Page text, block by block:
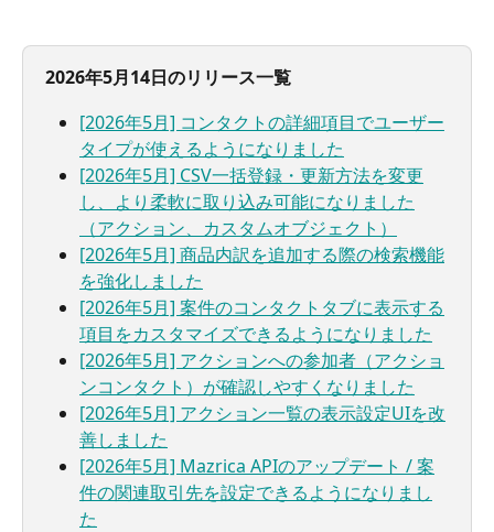
2026年5月14日のリリース一覧
[2026年5月] コンタクトの詳細項目でユーザー
タイプが使えるようになりました
[2026年5月] CSV一括登録・更新方法を変更
し、より柔軟に取り込み可能になりました
（アクション、カスタムオブジェクト）
[2026年5月] 商品内訳を追加する際の検索機能
を強化しました
[2026年5月] 案件のコンタクトタブに表示する
項目をカスタマイズできるようになりました
[2026年5月] アクションへの参加者（アクショ
ンコンタクト）が確認しやすくなりました
[2026年5月] アクション一覧の表示設定UIを改
善しました
[2026年5月] Mazrica APIのアップデート / 案
件の関連取引先を設定できるようになりまし
た